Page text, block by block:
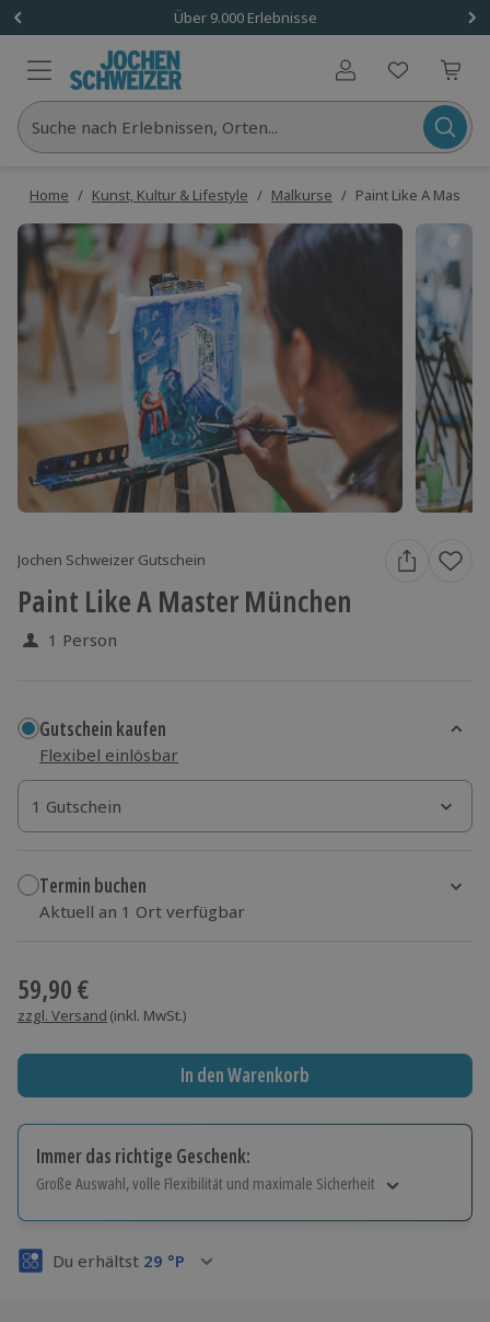
Über 9.000 Erlebnisse
Benutzerkonto
Suche nach Erlebnissen, Orten...
Home / Kunst, Kultur & Lifestyle / Malkurse / Paint Like A Master
Jochen Schweizer Gutschein
Paint Like A Master München
1 Person
Gutschein kaufen
Flexibel einlösbar
1 Gutschein
1 Gutschein
1 Gutschein
Termin buchen
Aktuell an 1 Ort verfügbar
59,90 €
zzgl. Versand (inkl. MwSt.)
In den Warenkorb
Immer das richtige Geschenk:
Große Auswahl, volle Flexibilität und maximale Sicherheit
Volle Flexibilität
Du erhältst 29 °P